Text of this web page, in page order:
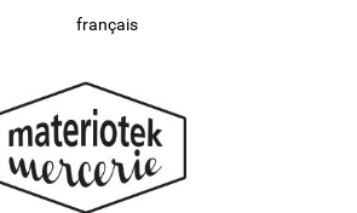
français